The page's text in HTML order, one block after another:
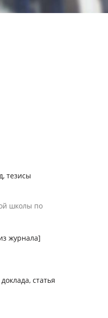
тезисы
школы по
журнала]
статья